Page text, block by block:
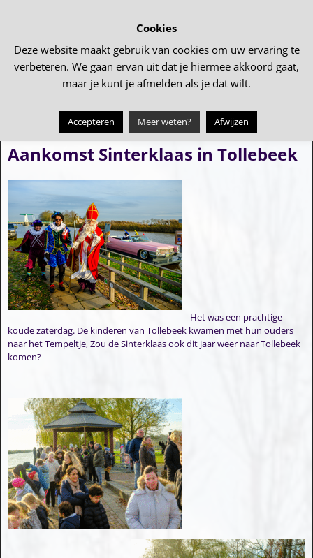
Bericht navigatie
Prinsenbal 2025 Sinterklaas bezocht de scholen
Aankomst Sinterklaas in Tollebeek
Het was een prachtige
koude zaterdag. De kinderen van Tollebeek kwamen met hun ouders
naar het Tempeltje, Zou de Sinterklaas ook dit jaar weer naar Tollebeek
komen?
Cookies
Deze website maakt gebruik van cookies om uw ervaring te
verbeteren. We gaan ervan uit dat je hiermee akkoord gaat,
maar je kunt je afmelden als je dat wilt.
Accepteren Meer weten? Afwijzen